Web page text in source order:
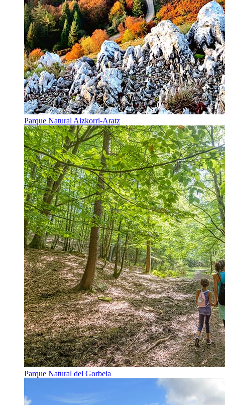
Parque Natural Aizkorri-Aratz
Parque Natural del Gorbeia